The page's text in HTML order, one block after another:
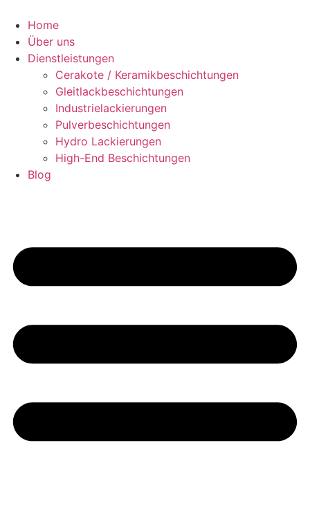
Inhalt
springen
Home
Über uns
Dienstleistungen
Cerakote / Keramikbeschichtungen
Gleitlackbeschichtungen
Industrielackierungen
Pulverbeschichtungen
Hydro Lackierungen
High-End Beschichtungen
Blog